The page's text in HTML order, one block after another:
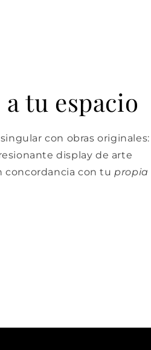
tu espacio
con obras originales:
display de arte
concordancia con tu propia